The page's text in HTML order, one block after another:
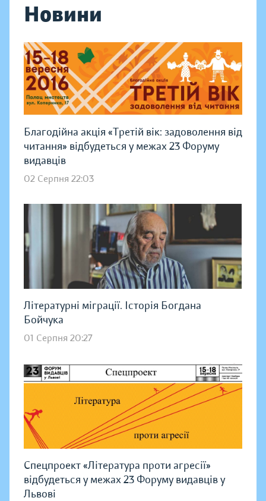
Новини
Благодійна акція «Третій вік: задоволення від
читання» відбудеться у межах 23 Форуму
видавців
02 Серпня 22:03
Літературні міграції. Історія Богдана
Бойчука
01 Серпня 20:27
Спецпроект «Література проти агресії»
відбудеться у межах 23 Форуму видавців у
Львові